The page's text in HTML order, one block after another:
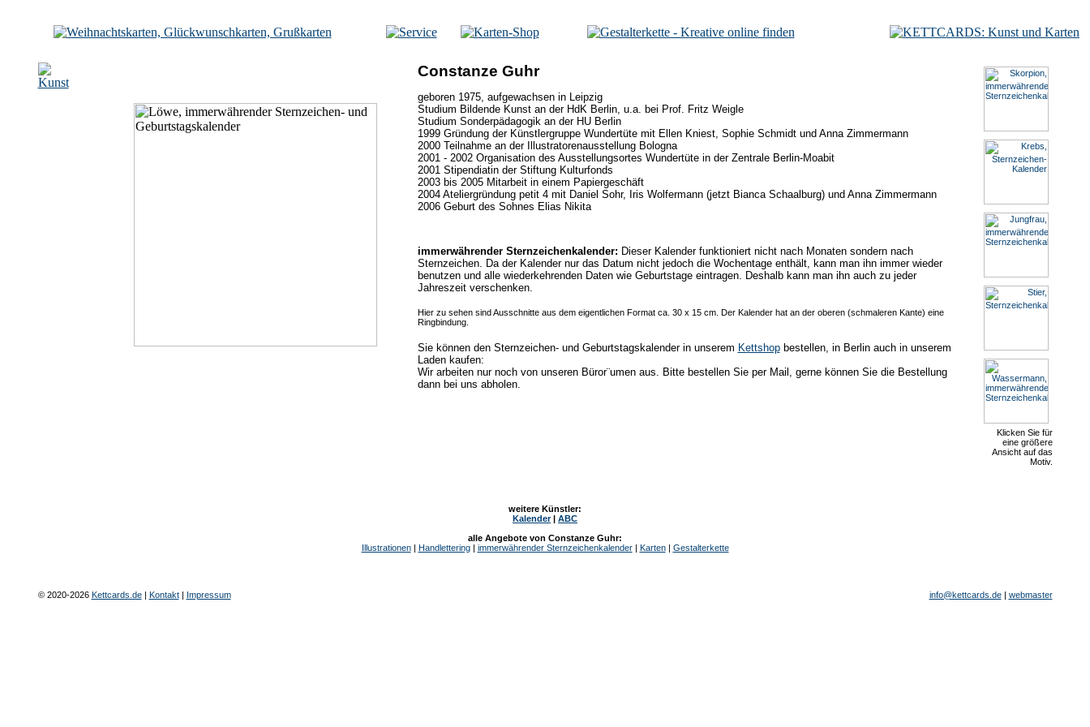
Constanze Guhr
geboren 1975, aufgewachsen in Leipzig
Studium Bildende Kunst an der HdK Berlin, u.a. bei Prof. Fritz Weigle
Studium Sonderpädagogik an der HU Berlin
1999 Gründung der Künstlergruppe Wundertüte mit Ellen Kniest, Sophie Schmidt und Anna Zimmermann
2000 Teilnahme an der Illustratorenausstellung Bologna
2001 - 2002 Organisation des Ausstellungsortes Wundertüte in der Zentrale Berlin-Moabit
2001 Stipendiatin der Stiftung Kulturfonds
2003 bis 2005 Mitarbeit in einem Papiergeschäft
2004 Ateliergründung petit 4 mit Daniel Sohr, Iris Wolfermann (jetzt Bianca Schaalburg) und Anna Zimmermann
2006 Geburt des Sohnes Elias Nikita
immerwährender Sternzeichenkalender: Dieser Kalender funktioniert nicht nach Monaten sondern nach
Sternzeichen. Da der Kalender nur das Datum nicht jedoch die Wochentage enthält, kann man ihn immer wieder
benutzen und alle wiederkehrenden Daten wie Geburtstage eintragen. Deshalb kann man ihn auch zu jeder
Jahreszeit verschenken.
Hier zu sehen sind Ausschnitte aus dem eigentlichen Format ca. 30 x 15 cm. Der Kalender hat an der oberen (schmaleren Kante) eine
Ringbindung.
Sie können den Sternzeichen- und Geburtstagskalender in unserem Kettshopbestellen, in Berlin auch in unserem
Laden kaufen:
Wir arbeiten nur noch von unseren Büror¨umen aus. Bitte bestellen Sie per Mail, gerne können Sie die Bestellung
dann bei uns abholen.
Klicken Sie für
eine größere
Ansicht auf das
Motiv.
weitere Künstler:
Kalender| ABC
alle Angebote von Constanze Guhr:
Illustrationen| Handlettering| immerwährender Sternzeichenkalender| Karten| Gestalterkette
© 2020-2026 Kettcards.de| Kontakt| Impressum info@kettcards.de| webmaster